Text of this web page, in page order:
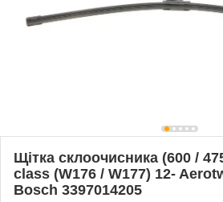
Щітка склоочисника (600 /
class (W176 / W177) 12-
Bosch 3397014205